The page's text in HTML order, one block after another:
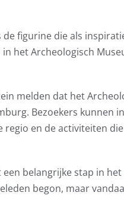
figurine die als
het Archeologisch
melden dat het
Bezoekers
en de activiteiten
belangrijke stap in
begon, maar